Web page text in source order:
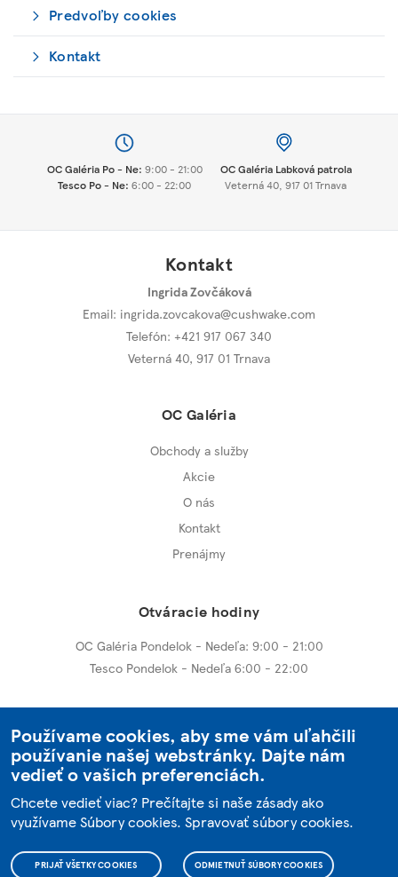
Predvoľby cookies
Kontakt
OC Galéria Po - Ne: 9:00 - 21:00
Tesco Po - Ne: 6:00 - 22:00
OC Galéria Labková patrola
Veterná 40, 917 01 Trnava
Kontakt
Ingrida Zovčáková
Email: ingrida.zovcakova@cushwake.com
Telefón: +421 917 067 340
Veterná 40, 917 01 Trnava
OC Galéria
Obchody a služby
Akcie
O nás
Kontakt
Prenájmy
Otváracie hodiny
OC Galéria Pondelok - Nedeľa: 9:00 - 21:00
Tesco Pondelok - Nedeľa 6:00 - 22:00
OC Galéria Nitra
OC Galéria Dunajská Streda
Používame cookies, aby sme vám uľahčili
používanie našej webstránky. Dajte nám
vedieť o vašich preferenciách.
Chcete vedieť viac? Prečítajte si naše zásady ako
využívame Súbory cookies. Spravovať súbory cookies.
PRIJAŤ VŠETKY COOKIES ODMIETNUŤ SÚBORY COOKIES